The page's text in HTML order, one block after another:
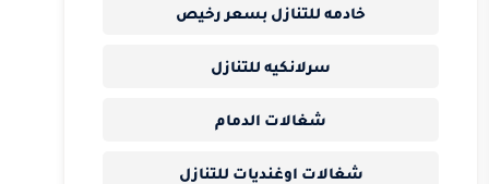
خادمه للتنازل بسعر رخيص
سرلانكيه للتنازل
شغالات الدمام
شغالات اوغنديات للتنازل